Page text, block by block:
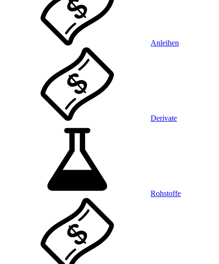
Anleihen
Derivate
Rohstoffe